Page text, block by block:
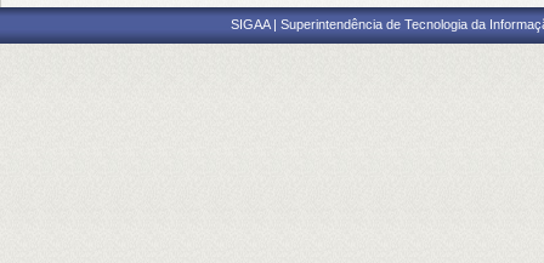
SIGAA | Superintendência de Tecnologia da